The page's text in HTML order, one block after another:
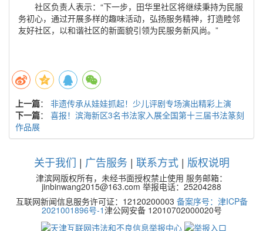
社区负责人表示：“下一步，田华里社区将继续秉持为民服
务初心，通过开展多样的趣味活动，弘扬服务精神，打造睦邻
友好社区，以和谐社区的新面貌引领为民服务新风尚。”
上一篇： 非遗传承从娃娃抓起！少儿评剧专场演出精彩上演
下一篇： 喜报！滨海新区3名书法家入展全国第十三届书法篆刻
作品展
关于我们 | 广告服务 | 联系方式| 版权说明
津滨网版权所有，未经书面授权禁止使用 服务邮箱：
jinbinwang2015@163.com 举报电话：25204288
互联网新闻信息服务许可证：12120200003 备案序号：津ICP备
2021001896号-1津公网安备 12010702000020号